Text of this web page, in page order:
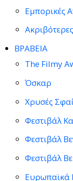
Εμπορικές
ΒΡΑΒΕΙΑ
The Filmy
Όσκαρ
Χρυσές
Φεστιβάλ
Φεστιβάλ
Φεστιβάλ
Ευρωπαϊκά